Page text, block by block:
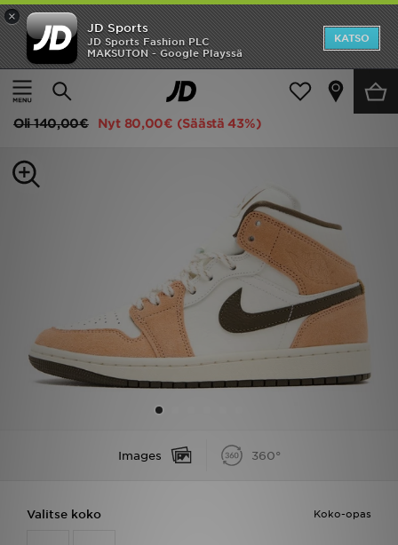
×
JD Sports
JD Sports Fashion PLC
MAKSUTON - Google Playssä
KATSO
Etusivu
Naiset Naisten kengät Tennarit
Jordan Air 1 Mid Naiset
Oli140,00€ Nyt 80,00€ (Säästä 43%)
Images 360°
Koko-opas
Valitse koko
Etusivu
ALE
Miehet
Inspiroidu
Minun JD